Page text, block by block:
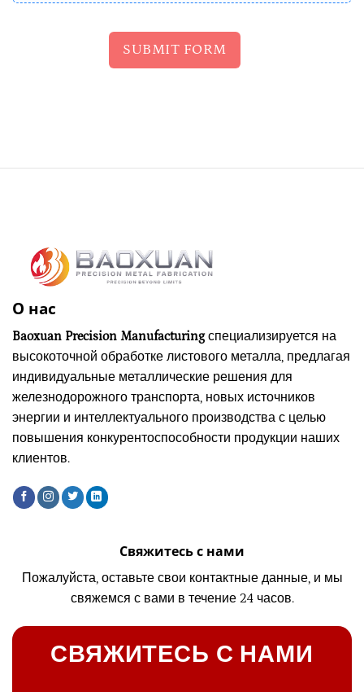
SUBMIT FORM
О нас
Baoxuan Precision Manufacturingспециализируется на
высокоточной обработке листового металла, предлагая
индивидуальные металлические решения для
железнодорожного транспорта, новых источников
энергии и интеллектуального производства с целью
повышения конкурентоспособности продукции наших
клиентов.
Свяжитесь с нами
Пожалуйста, оставьте свои контактные данные, и мы
свяжемся с вами в течение 24 часов.
СВЯЖИТЕСЬ С НАМИ